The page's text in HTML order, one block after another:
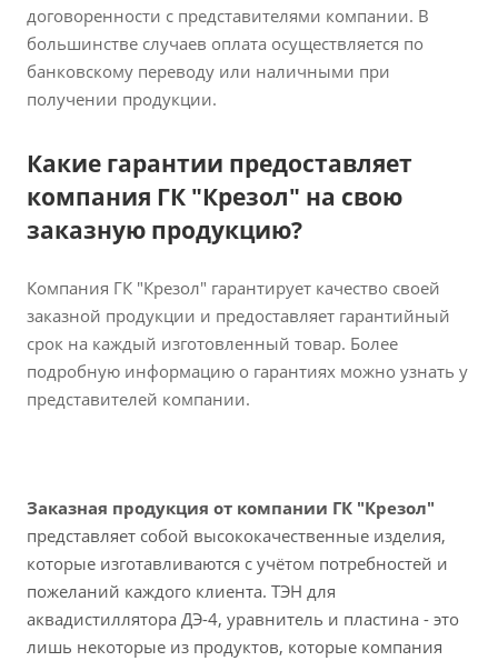
договоренности с представителями компании. В
большинстве случаев оплата осуществляется по
банковскому переводу или наличными при
получении продукции.
Какие гарантии предоставляет
компания ГК "Крезол" на свою
заказную продукцию?
Компания ГК "Крезол" гарантирует качество своей
заказной продукции и предоставляет гарантийный
срок на каждый изготовленный товар. Более
подробную информацию о гарантиях можно узнать у
представителей компании.
Заказная продукция от компании ГК "Крезол"
представляет собой высококачественные изделия,
которые изготавливаются с учётом потребностей и
пожеланий каждого клиента. ТЭН для
аквадистиллятора ДЭ-4, уравнитель и пластина - это
лишь некоторые из продуктов, которые компания